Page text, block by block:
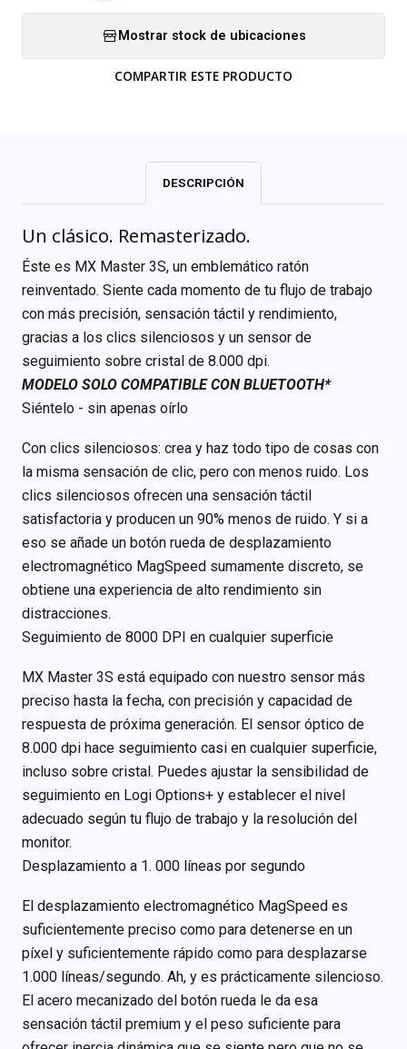
Mostrar stock de ubicaciones
COMPARTIR ESTE PRODUCTO
DESCRIPCIÓN
Un clásico. Remasterizado.
Éste es MX Master 3S, un emblemático ratón
reinventado. Siente cada momento de tu flujo de trabajo
con más precisión, sensación táctil y rendimiento,
gracias a los clics silenciosos y un sensor de
seguimiento sobre cristal de 8.000 dpi.
MODELO SOLO COMPATIBLE CON BLUETOOTH*
Siéntelo - sin apenas oírlo
Con clics silenciosos: crea y haz todo tipo de cosas con
la misma sensación de clic, pero con menos ruido. Los
clics silenciosos ofrecen una sensación táctil
satisfactoria y producen un 90% menos de ruido. Y si a
eso se añade un botón rueda de desplazamiento
electromagnético MagSpeed sumamente discreto, se
obtiene una experiencia de alto rendimiento sin
distracciones.
Seguimiento de 8000 DPI en cualquier superficie
MX Master 3S está equipado con nuestro sensor más
preciso hasta la fecha, con precisión y capacidad de
respuesta de próxima generación. El sensor óptico de
8.000 dpi hace seguimiento casi en cualquier superficie,
incluso sobre cristal. Puedes ajustar la sensibilidad de
seguimiento en Logi Options+ y establecer el nivel
adecuado según tu flujo de trabajo y la resolución del
monitor.
Desplazamiento a 1. 000 líneas por segundo
El desplazamiento electromagnético MagSpeed es
suficientemente preciso como para detenerse en un
píxel y suficientemente rápido como para desplazarse
1.000 líneas/segundo. Ah, y es prácticamente silencioso.
El acero mecanizado del botón rueda le da esa
sensación táctil premium y el peso suficiente para